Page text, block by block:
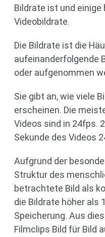
Bildrate ist und
Videobildrate.
Die Bildrate ist die
aufeinanderfolgende
oder aufgenommen
Sie gibt an, wie viele
erscheinen. Die
Videos sind in 24fps.
Sekunde des Videos
Aufgrund der
Struktur des
betrachtete Bild als
die Bildrate höher als
Speicherung. Aus
Filmclips Bild für Bild